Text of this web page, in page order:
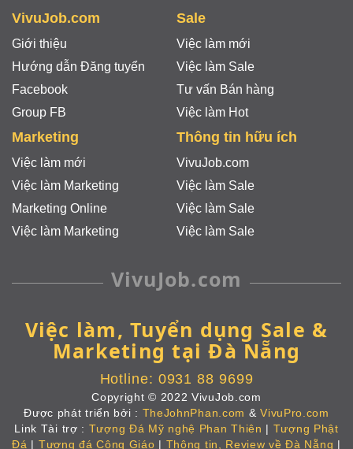
VivuJob.com
Giới thiệu
Hướng dẫn Đăng tuyển
Facebook
Group FB
Sale
Việc làm mới
Việc làm Sale
Tư vấn Bán hàng
Việc làm Hot
Marketing
Việc làm mới
Việc làm Marketing
Marketing Online
Việc làm Marketing
Thông tin hữu ích
VivuJob.com
Việc làm Sale
Việc làm Sale
Việc làm Sale
VivuJob.com
Việc làm, Tuyển dụng Sale &
Marketing tại Đà Nẵng
Hotline: 0931 88 9699
Copyright © 2022VivuJob.com
Được phát triển bởi : TheJohnPhan.com &VivuPro.com
Link Tài trợ : Tượng Đá Mỹ nghệ Phan Thiên | Tượng Phật
Đá | Tượng đá Công Giáo | Thông tin, Review về Đà Nẵng |